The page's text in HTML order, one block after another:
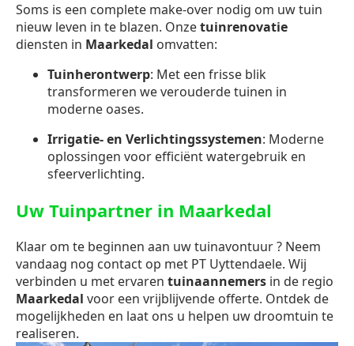
Soms is een complete make-over nodig om uw tuin
nieuw leven in te blazen. Onzetuinrenovatie
diensten in Maarkedal omvatten:
Tuinherontwerp: Met een frisse blik
transformeren we verouderde tuinen in
moderne oases.
Irrigatie- en Verlichtingssystemen: Moderne
oplossingen voor efficiënt watergebruik en
sfeerverlichting.
Uw Tuinpartner in Maarkedal
Klaar om te beginnen aan uw tuinavontuur ? Neem
vandaag nog contact op met PT Uyttendaele. Wij
verbinden u met ervaren tuinaannemers in de regio
Maarkedal voor een vrijblijvende offerte. Ontdek de
mogelijkheden en laat ons u helpen uw droomtuin te
realiseren.